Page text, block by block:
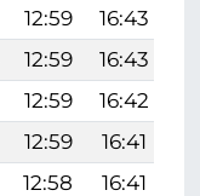
12:59 16:43
12:59 16:43
12:59 16:42
12:59 16:41
12:58 16:41